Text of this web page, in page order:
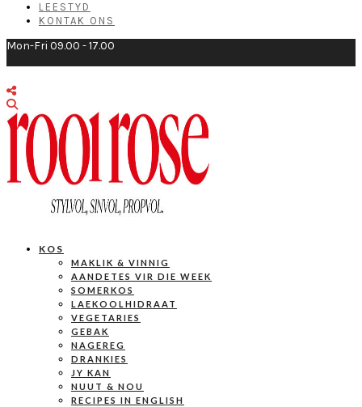
LEESTYD
KONTAK ONS
Mon-Fri 09.00 - 17.00
KOS
MAKLIK & VINNIG
AANDETES VIR DIE WEEK
SOMERKOS
LAEKOOLHIDRAAT
VEGETARIES
GEBAK
NAGEREG
DRANKIES
JY KAN
NUUT & NOU
RECIPES IN ENGLISH